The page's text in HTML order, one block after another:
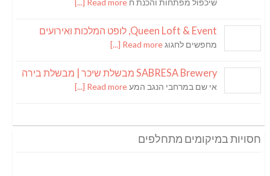
שיכפול מפתחות והכנת ח Read more [...]
Queen Loft & Event, לופט המלכות ואירועים
מחפשים לחגוגRead more [...]
SABRESA Brewery מבשלת שיכר | מבשלת בירה
אי שם במרחבי הנגב המעRead more [...]
חסויות במיקומים מתחלפים